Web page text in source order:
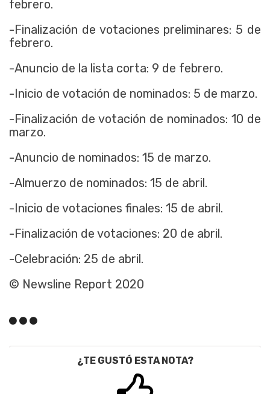
febrero.
-Finalización de votaciones preliminares: 5 de
febrero.
-Anuncio de la lista corta: 9 de febrero.
-Inicio de votación de nominados: 5 de marzo.
-Finalización de votación de nominados: 10 de
marzo.
-Anuncio de nominados: 15 de marzo.
-Almuerzo de nominados: 15 de abril.
-Inicio de votaciones finales: 15 de abril.
-Finalización de votaciones: 20 de abril.
-Celebración: 25 de abril.
© Newsline Report 2020
¿TE GUSTÓ ESTA NOTA?